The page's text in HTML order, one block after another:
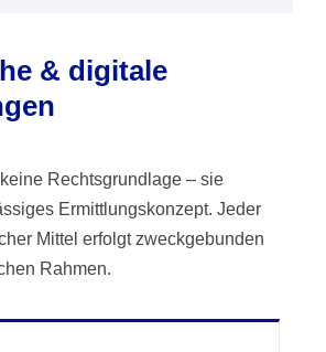
& digitale
Rechtsgrundlage – sie
Ermittlungskonzept. Jeder
Mittel erfolgt zweckgebunden
Rahmen.